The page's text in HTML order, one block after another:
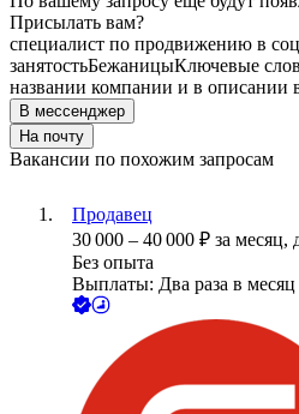
Присылать вам?
специалист по продвижению в
занятостьБежаницыКлючевые
названии компании и в описании
В мессенджер
На почту
Вакансии по похожим запросам
Продавец
30 000 – 40 000 ₽ за месяц,
Без опыта
Выплаты: Два раза в месяц